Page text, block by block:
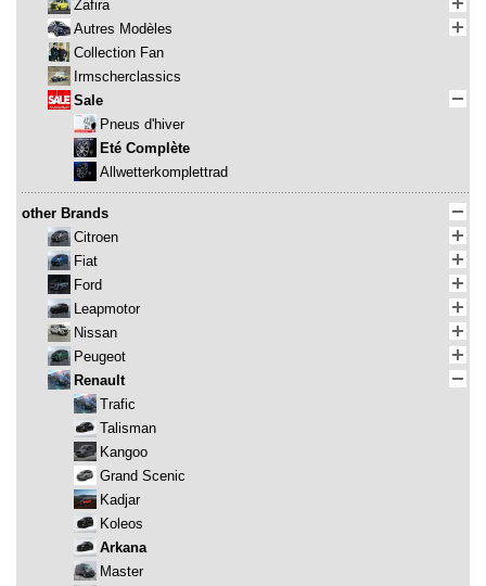
Zafira
Autres Modèles
Collection Fan
Irmscherclassics
Sale
Pneus d'hiver
Eté Complète
Allwetterkomplettrad
other Brands
Citroen
Fiat
Ford
Leapmotor
Nissan
Peugeot
Renault
Trafic
Talisman
Kangoo
Grand Scenic
Kadjar
Koleos
Arkana
Master